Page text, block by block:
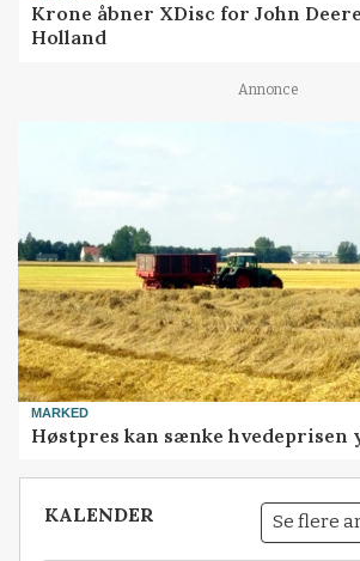
Krone åbner XDisc for John
Holland
Annonce
MARKED
Høstpres kan sænke hvedeprisen
KALENDER Se flere